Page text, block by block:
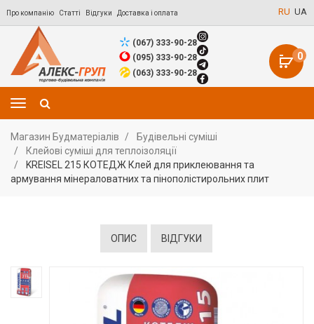
Про компанію Статті Відгуки Доставка і оплата RU UA
0
(067) 333-90-28
(095) 333-90-28
(063) 333-90-28
Магазин Будматеріалів
Будівельні суміші
Клейові суміші для теплоізоляції
KREISEL 215 КОТЕДЖ Клей для приклеювання та
армування мінераловатних та пінополістирольних плит
ОПИС ВІДГУКИ